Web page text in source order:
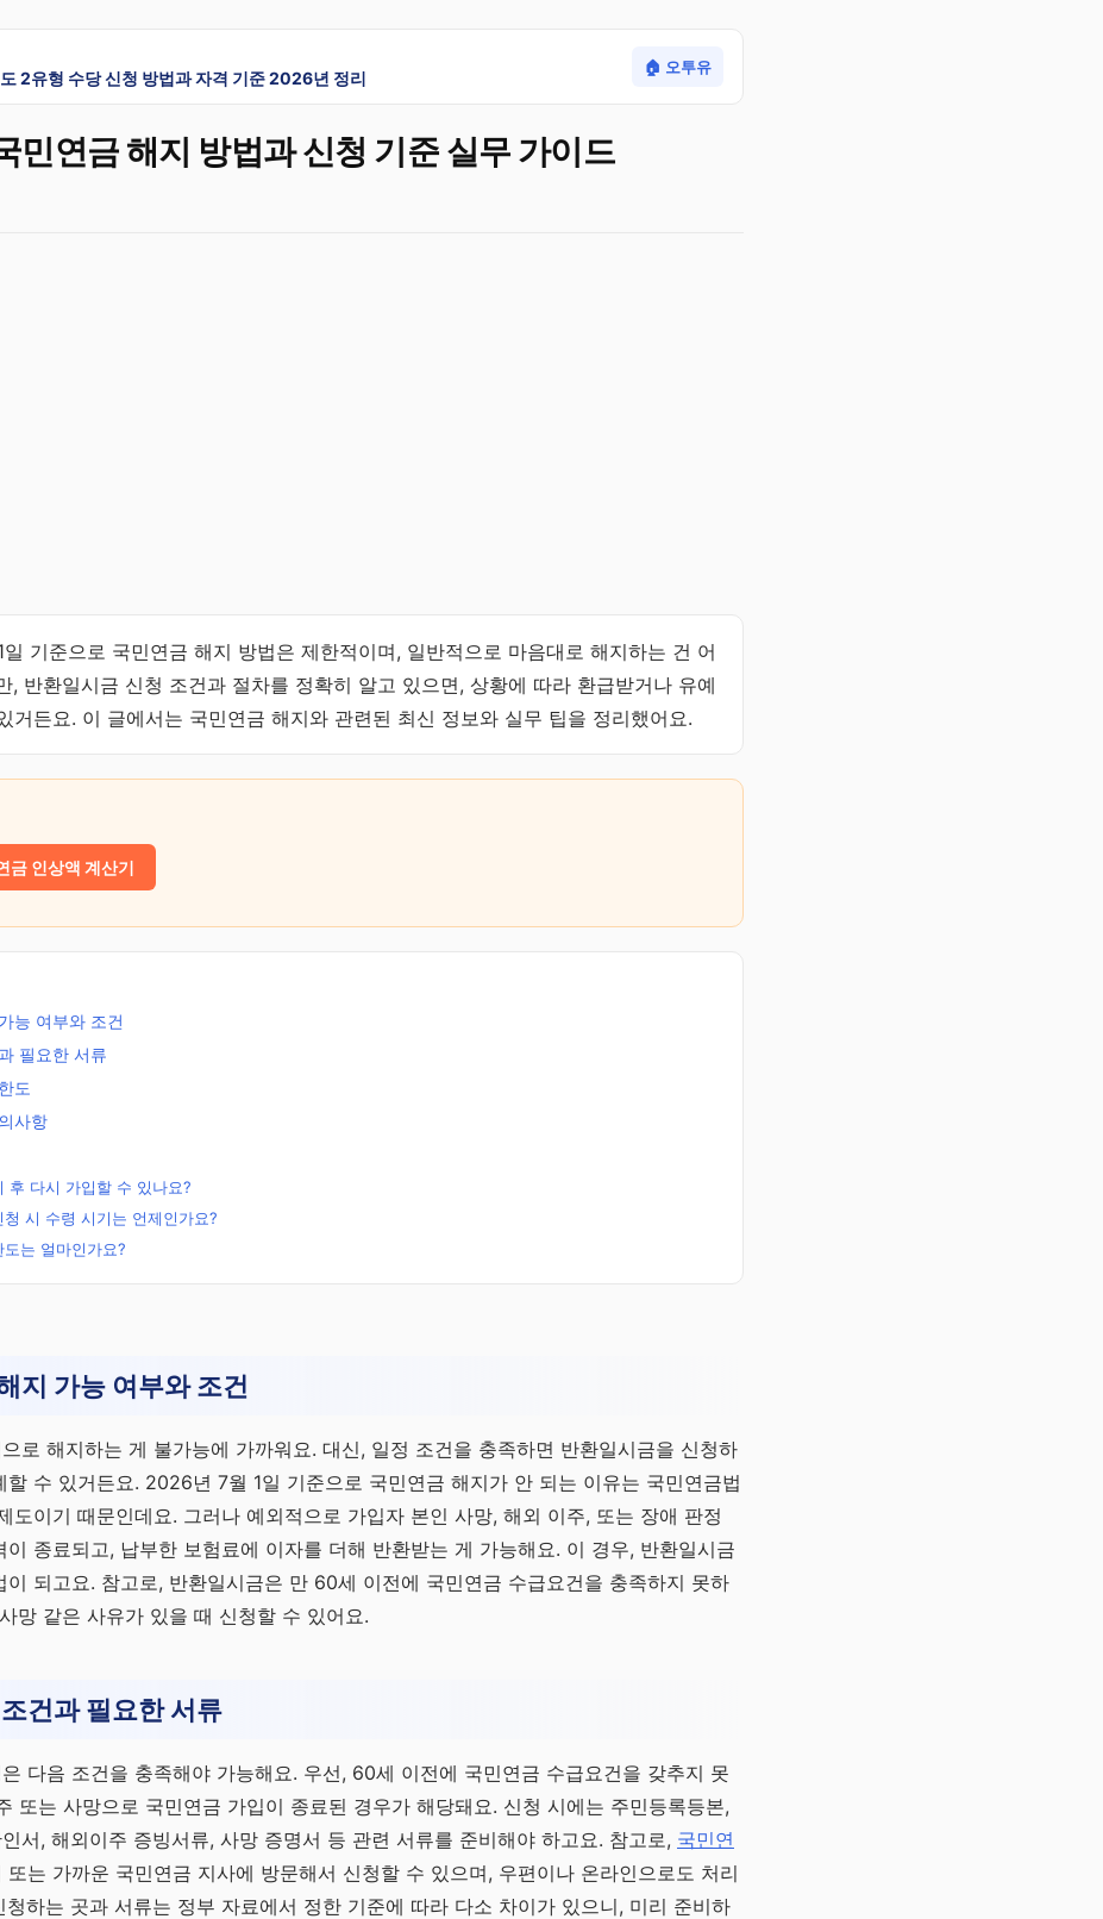
2유형 수당 신청 방법과 자격 기준 2026년 정리
🏠 오투유
연금 해지 방법과 신청 기준 실무 가이드
기준으로 국민연금 해지 방법은 제한적이며, 일반적으로 마음대로 해지하는 건 어
, 반환일시금 신청 조건과 절차를 정확히 알고 있으면, 상황에 따라 환급받거나 유예
거든요. 이 글에서는 국민연금 해지와 관련된 최신 정보와 실무 팁을 정리했어요.
금 인상액 계산기
능 여부와 조건
필요한 서류
도
사항
후 다시 가입할 수 있나요?
청 시 수령 시기는 언제인가요?
는 얼마인가요?
급 전략
지 가능 여부와 조건
로 해지하는 게 불가능에 가까워요. 대신, 일정 조건을 충족하면 반환일시금을 신청하
할 수 있거든요. 2026년 7월 1일 기준으로 국민연금 해지가 안 되는 이유는 국민연금법
도이기 때문인데요. 그러나 예외적으로 가입자 본인 사망, 해외 이주, 또는 장애 판정
이 종료되고, 납부한 보험료에 이자를 더해 반환받는 게 가능해요. 이 경우, 반환일시금
이 되고요. 참고로, 반환일시금은 만 60세 이전에 국민연금 수급요건을 충족하지 못하
망 같은 사유가 있을 때 신청할 수 있어요.
건과 필요한 서류
다음 조건을 충족해야 가능해요. 우선, 60세 이전에 국민연금 수급요건을 갖추지 못
또는 사망으로 국민연금 가입이 종료된 경우가 해당돼요. 신청 시에는 주민등록등본,
서, 해외이주 증빙서류, 사망 증명서 등 관련 서류를 준비해야 하고요. 참고로, 국민연
또는 가까운 국민연금 지사에 방문해서 신청할 수 있으며, 우편이나 온라인으로도 처리
청하는 곳과 서류는 정부 자료에서 정한 기준에 따라 다소 차이가 있으니, 미리 준비하